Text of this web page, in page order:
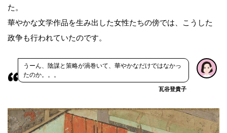
た。
華やかな文学作品を生み出した女性たちの傍では、こうした
政争も行われていたのです。
うーん、陰謀と策略が渦巻いて、華やかなだけではなかっ
たのか。。。
瓦谷登貴子